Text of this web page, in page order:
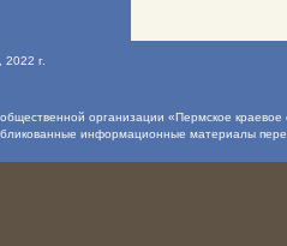
, 2022 г.
организации «Пермское
информационные материалы